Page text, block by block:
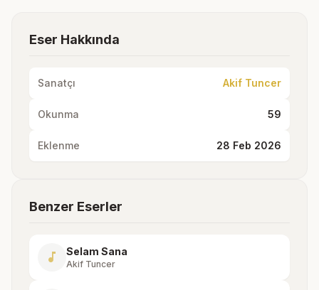
Eser Hakkında
Sanatçı Akif Tuncer
Okunma 59
Eklenme 28 Feb 2026
Benzer Eserler
music_note Selam Sana
Akif Tuncer